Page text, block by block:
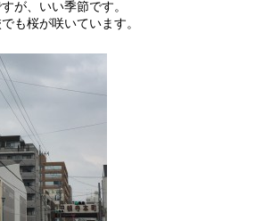
が、いい季節です。
も桜が咲いています。